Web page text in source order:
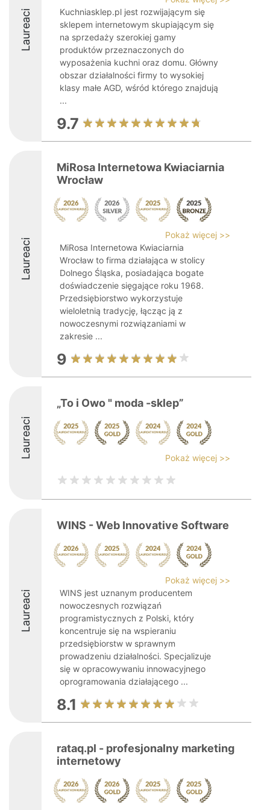
Laureaci
Kuchniasklep.pl jest rozwijającym się
sklepem internetowym skupiającym się
na sprzedaży szerokiej gamy
produktów przeznaczonych do
wyposażenia kuchni oraz domu. Główny
obszar działalności firmy to wysokiej
klasy małe AGD, wśród którego znajdują
...
9.7
Laureaci
MiRosa Internetowa Kwiaciarnia
Wrocław
Pokaż więcej >>
MiRosa Internetowa Kwiaciarnia
Wrocław to firma działająca w stolicy
Dolnego Śląska, posiadająca bogate
doświadczenie sięgające roku 1968.
Przedsiębiorstwo wykorzystuje
wieloletnią tradycję, łącząc ją z
nowoczesnymi rozwiązaniami w
zakresie ...
9
Laureaci
„To i Owo " moda -sklep”
Pokaż więcej >>
Laureaci
WINS - Web Innovative Software
Pokaż więcej >>
WINS jest uznanym producentem
nowoczesnych rozwiązań
programistycznych z Polski, który
koncentruje się na wspieraniu
przedsiębiorstw w sprawnym
prowadzeniu działalności. Specjalizuje
się w opracowywaniu innowacyjnego
oprogramowania działającego ...
8.1
rataq.pl - profesjonalny marketing
internetowy